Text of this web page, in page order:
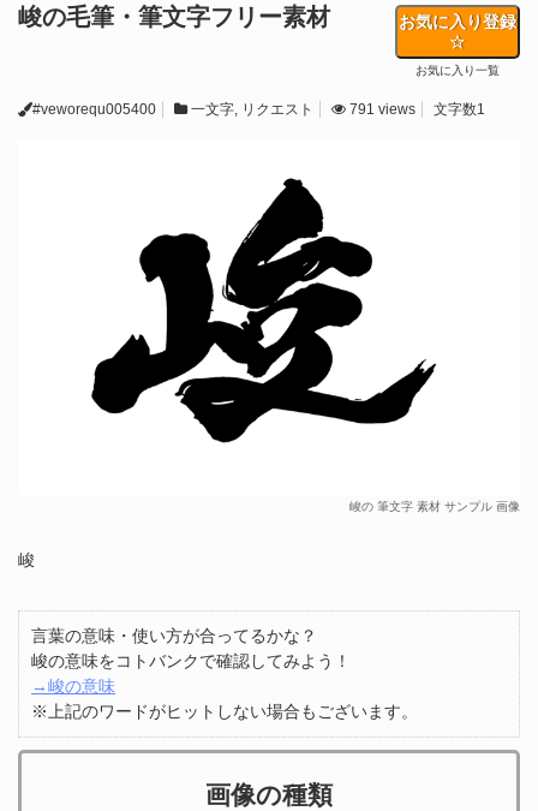
峻の毛筆・筆文字フリー素材 お気に入り登録
お気に入り一覧
#veworequ005400 一文字, リクエスト 791 views 文字数1
峻の 筆文字 素材 サンプル 画像
峻
言葉の意味・使い方が合ってるかな？
峻の意味をコトバンクで確認してみよう！
→峻の意味
※上記のワードがヒットしない場合もございます。
画像の種類